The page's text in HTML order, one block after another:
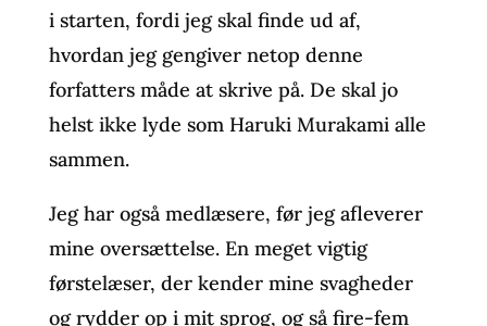
i starten, fordi jeg skal finde ud af,
hvordan jeg gengiver netop denne
forfatters måde at skrive på. De skal jo
helst ikke lyde som Haruki Murakami alle
sammen.
Jeg har også medlæsere, før jeg afleverer
mine oversættelse. En meget vigtig
førstelæser, der kender mine svagheder
og rydder op i mit sprog, og så fire-fem